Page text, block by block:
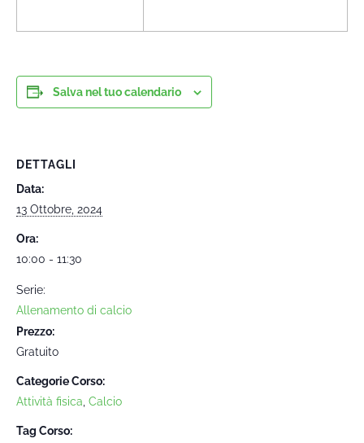
Salva nel tuo calendario
DETTAGLI
Data:
13 Ottobre, 2024
Ora:
10:00 - 11:30
Serie:
Allenamento di calcio
Prezzo:
Gratuito
Categorie Corso:
Attività fisica Calcio
Tag Corso: